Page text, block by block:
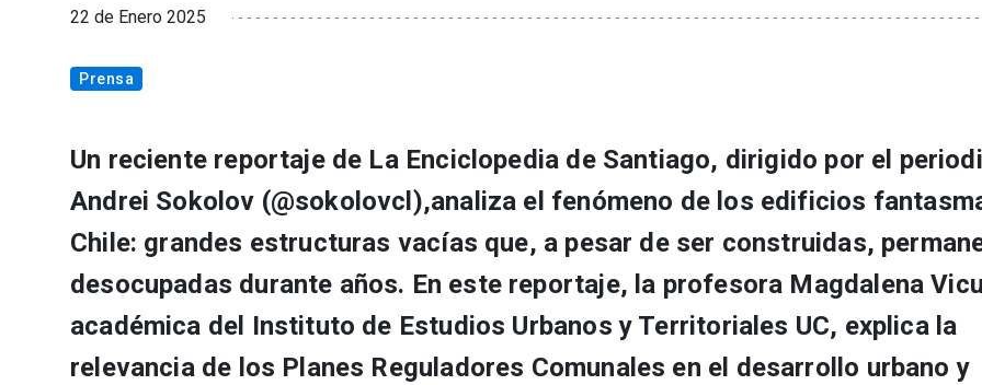
22 de Enero 2025
Prensa
Un reciente reportaje de La Enciclopedia de Santiago, dirigido por el
Andrei Sokolov (@sokolovcl),analiza el fenómeno de los edificios
Chile: grandes estructuras vacías que, a pesar de ser construidas,
desocupadas durante años. En este reportaje, la profesora Magdalena
académica del Instituto de Estudios Urbanos y Territoriales UC, explica la
relevancia de los Planes Reguladores Comunales en el desarrollo urbano y